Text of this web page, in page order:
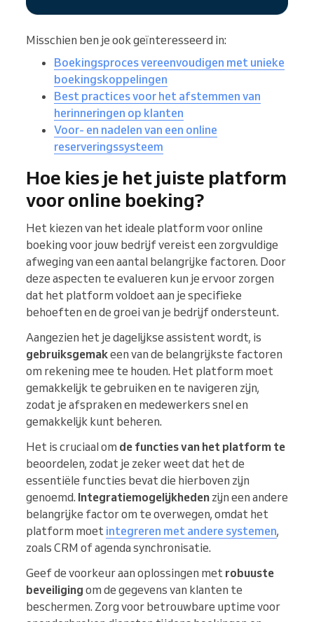
Misschien ben je ook geïnteresseerd in:
Boekingsproces vereenvoudigen met unieke
boekingskoppelingen
Best practices voor het afstemmen van
herinneringen op klanten
Voor- en nadelen van een online
reserveringssysteem
Hoe kies je het juiste platform
voor online boeking?
Het kiezen van het ideale platform voor online
boeking voor jouw bedrijf vereist een zorgvuldige
afweging van een aantal belangrijke factoren. Door
deze aspecten te evalueren kun je ervoor zorgen
dat het platform voldoet aan je specifieke
behoeften en de groei van je bedrijf ondersteunt.
Aangezien het je dagelijkse assistent wordt, is
gebruiksgemakeen van de belangrijkste factoren
om rekening mee te houden. Het platform moet
gemakkelijk te gebruiken en te navigeren zijn,
zodat je afspraken en medewerkers snel en
gemakkelijk kunt beheren.
Het is cruciaal om de functies van het platform te
beoordelen, zodat je zeker weet dat het de
essentiële functies bevat die hierboven zijn
genoemd. Integratiemogelijkheden zijn een andere
belangrijke factor om te overwegen, omdat het
platform moet integreren met andere systemen,
zoals CRM of agenda synchronisatie.
Geef de voorkeur aan oplossingen met robuuste
beveiliging om de gegevens van klanten te
beschermen. Zorg voor betrouwbare uptime voor